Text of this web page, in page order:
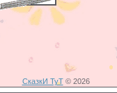
СказкИ ТуТ© 2026